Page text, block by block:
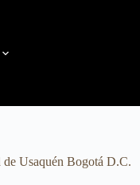
de Usaquén Bogotá D.C.